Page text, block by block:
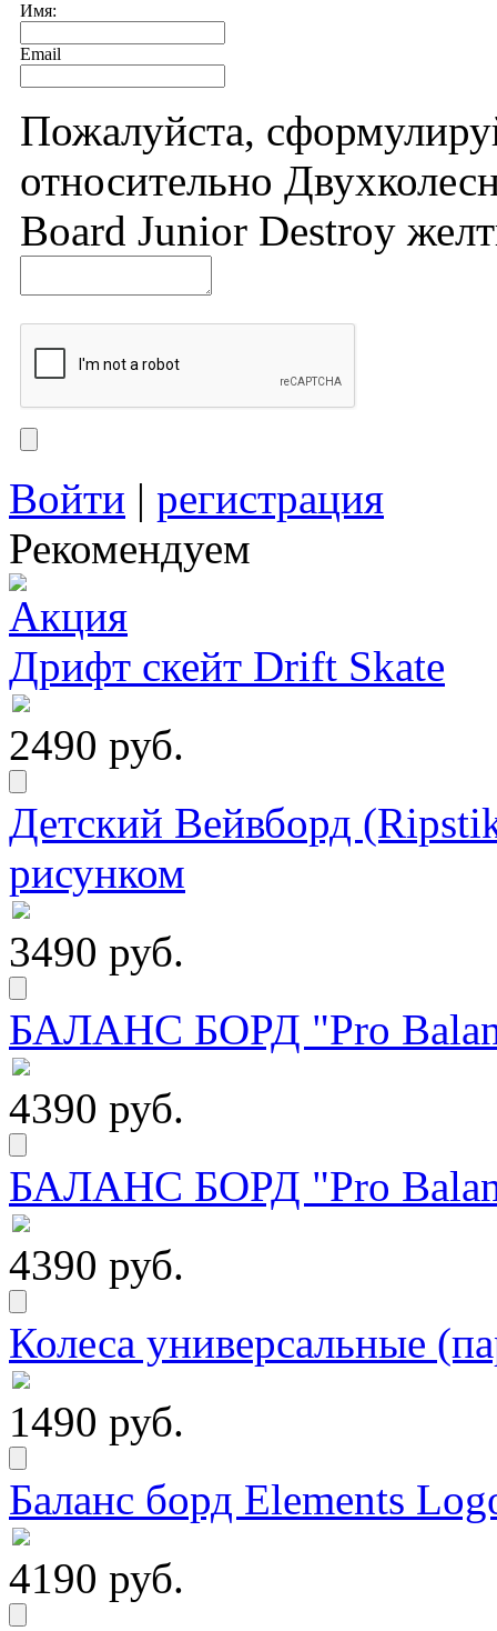
Имя:
Email
Пожалуйста,
относительно
Board Junior Destroy
Войти | регистрация
Рекомендуем
Дрифт скейт Drift Skate
2490 руб.
Детский Вейвборд
рисунком
3490 руб.
БАЛАНС БОРД "Pro
4390 руб.
БАЛАНС БОРД "Pro
4390 руб.
Колеса универсальные
1490 руб.
Баланс борд Elements
4190 руб.